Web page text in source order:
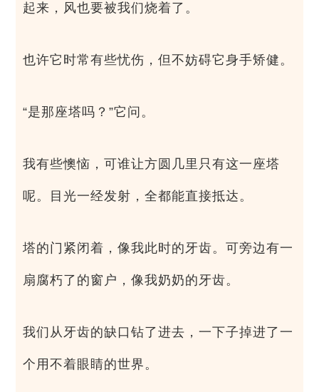
起来，风也要被我们烧着了。
也许它时常有些忧伤，但不妨碍它身手矫健。
“是那座塔吗？”它问。
我有些懊恼，可谁让方圆几里只有这一座塔
呢。目光一经发射，全都能直接抵达。
塔的门紧闭着，像我此时的牙齿。可旁边有一
扇腐朽了的窗户，像我奶奶的牙齿。
我们从牙齿的缺口钻了进去，一下子掉进了一
个用不着眼睛的世界。